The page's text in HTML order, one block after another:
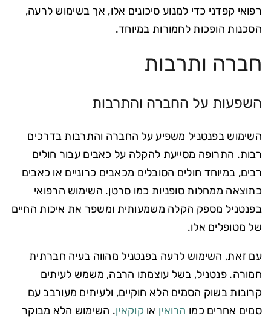
רפואי קפדני כדי למנוע סיכונים אלו, אך בשימוש לרעה,
הסכנות הופכות לחמורות במיוחד.
חברה ותרבות
השפעות על החברה והתרבות
השימוש בפנטניל משפיע על החברה והתרבות בדרכים
רבות. התרופה מסייעת להקלה על כאבים עבור חולים
רבים, במיוחד חולים הסובלים מכאבים כרוניים או כאבים
כתוצאה ממחלות סופניות כמו סרטן. השימוש הרפואי
בפנטניל מספק הקלה משמעותית ומשפר את איכות החיים
של מטופלים אלו.
עם זאת, השימוש לרעה בפנטניל מהווה בעיה חברתית
חמורה. פנטניל, בשל עוצמתו הרבה, משמש לעיתים
קרובות בשוק הסמים הלא חוקיים, ולעיתים מעורבב עם
סמים אחרים כמו הרואין או קוקאין. השימוש הלא מבוקר